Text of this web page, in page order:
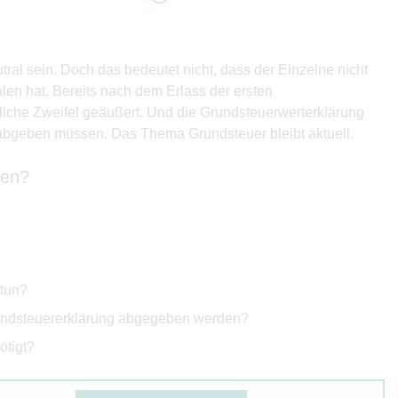
sein. Doch das bedeutet nicht, dass der Einzelne nicht
hat. Bereits nach dem Erlass der ersten
Zweifel geäußert. Und die Grundsteuerwerterklärung
müssen. Das Thema Grundsteuer bleibt aktuell.
abgegeben werden?